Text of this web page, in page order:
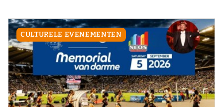
CULTURELE EVENEMENTEN